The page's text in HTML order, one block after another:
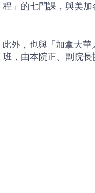
程」的七門課，與美
此外，也與「加拿大
班，由本院正、副院